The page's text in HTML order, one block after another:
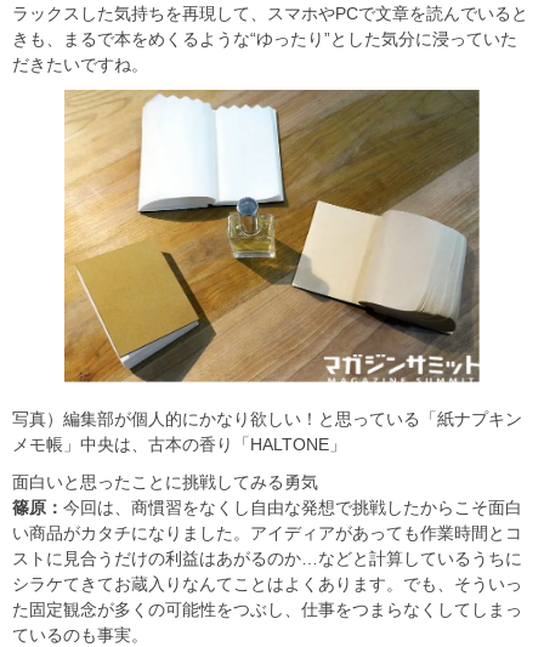
ラックスした気持ちを再現して、スマホやPCで文章を読んでいると
きも、まるで本をめくるような“ゆったり”とした気分に浸っていた
だきたいですね。
写真）編集部が個人的にかなり欲しい！と思っている「紙ナプキン
メモ帳」中央は、古本の香り「HALTONE」
面白いと思ったことに挑戦してみる勇気
篠原： 今回は、商慣習をなくし自由な発想で挑戦したからこそ面白
い商品がカタチになりました。アイディアがあっても作業時間とコ
ストに見合うだけの利益はあがるのか…などと計算しているうちに
シラケてきてお蔵入りなんてことはよくあります。でも、そういっ
た固定観念が多くの可能性をつぶし、仕事をつまらなくしてしまっ
ているのも事実。